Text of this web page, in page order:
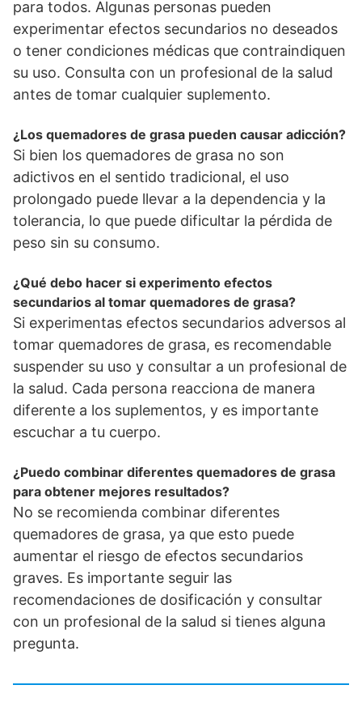
para todos. Algunas personas pueden
experimentar efectos secundarios no deseados
o tener condiciones médicas que contraindiquen
su uso. Consulta con un profesional de la salud
antes de tomar cualquier suplemento.
¿Los quemadores de grasa pueden causar adicción?
Si bien los quemadores de grasa no son
adictivos en el sentido tradicional, el uso
prolongado puede llevar a la dependencia y la
tolerancia, lo que puede dificultar la pérdida de
peso sin su consumo.
¿Qué debo hacer si experimento efectos
secundarios al tomar quemadores de grasa?
Si experimentas efectos secundarios adversos al
tomar quemadores de grasa, es recomendable
suspender su uso y consultar a un profesional de
la salud. Cada persona reacciona de manera
diferente a los suplementos, y es importante
escuchar a tu cuerpo.
¿Puedo combinar diferentes quemadores de grasa
para obtener mejores resultados?
No se recomienda combinar diferentes
quemadores de grasa, ya que esto puede
aumentar el riesgo de efectos secundarios
graves. Es importante seguir las
recomendaciones de dosificación y consultar
con un profesional de la salud si tienes alguna
pregunta.